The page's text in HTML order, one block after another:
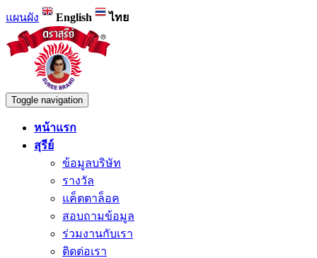
แผนผัง English ไทย
Toggle navigation
หน้าแรก
สุรีย์
ข้อมูลบริษัท
รางวัล
แค็ตตาล็อค
สอบถามข้อมูล
ร่วมงานกับเรา
ติดต่อเรา